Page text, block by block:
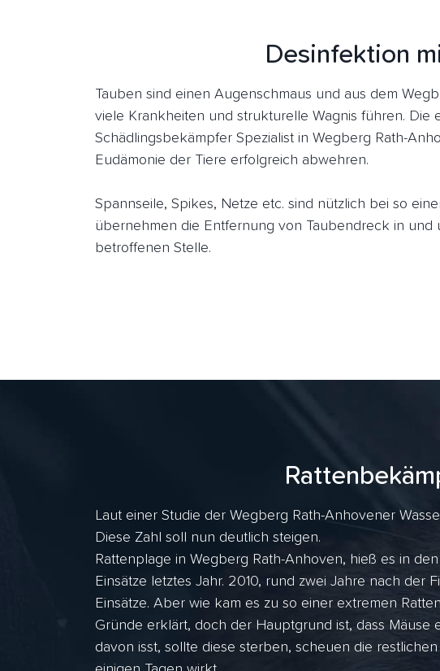
Desinfektion
Tauben sind einen Augenschmaus und aus dem
viele Krankheiten und strukturelle Wagnis führen. Die
Schädlingsbekämpfer Spezialist in Wegberg Rath-
Eudämonie der Tiere erfolgreich abwehren.
Spannseile, Spikes, Netze etc. sind nützlich bei so
übernehmen die Entfernung von Taubendreck in
betroffenen Stelle.
Laut einer Studie der Wegberg Rath-Anhovener
Diese Zahl soll nun deutlich steigen.
Rattenplage in Wegberg Rath-Anhoven, hieß es in
Einsätze letztes Jahr. 2010, rund zwei Jahre nach
Einsätze. Aber wie kam es zu so einer extremen
Gründe erklärt, doch der Hauptgrund ist, dass
davon isst, sollte diese sterben, scheuen die